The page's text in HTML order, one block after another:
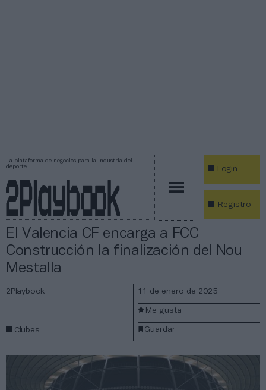
La plataforma de negocios para la industria del
deporte
Login
Registro
El Valencia CF encarga a FCC
Construcción la finalización del Nou
Mestalla
2Playbook
Clubes
11 de enero de 2025
Guardar
Me gusta